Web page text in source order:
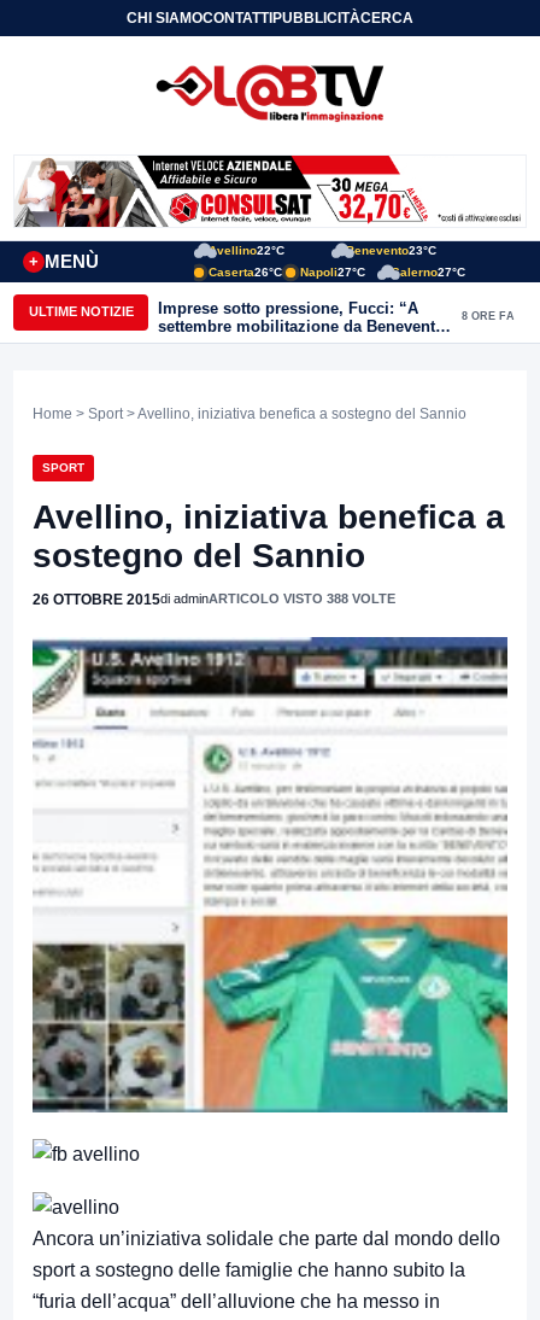
CHI SIAMOCONTATTIPUBBLICITÀCERCA
MENÙ
+
Avellino22°C Benevento23°C
Caserta26°C Napoli27°C Salerno27°C
ULTIME NOTIZIE
Imprese sotto pressione, Fucci: “A
settembre mobilitazione da Benevento
e Avellino”
8 ORE FA
Home > Sport > Avellino, iniziativa benefica a sostegno del Sannio
SPORT
Avellino, iniziativa benefica a
sostegno del Sannio
26 OTTOBRE 2015di adminARTICOLO VISTO 388 VOLTE
Ancora un’iniziativa solidale che parte dal mondo dello
sport a sostegno delle famiglie che hanno subito la
“furia dell’acqua” dell’alluvione che ha messo in